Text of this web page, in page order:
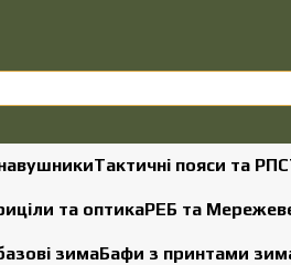
Тактичні пояси та РПС
та оптикаРЕБ та
зимаБафи з принтами